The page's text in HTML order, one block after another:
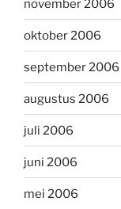
november 2006
oktober 2006
september 2006
augustus 2006
juli 2006
juni 2006
mei 2006